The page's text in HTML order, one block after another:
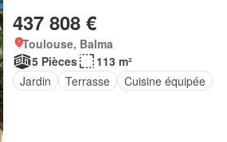
437 808 €
Toulouse, Balma
5 Pièces
113 m²
Jardin
Terrasse Cuisine équipée